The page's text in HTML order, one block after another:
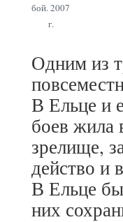
бой. 2007
г.
Одним из
В Ельце и
боев жила
зрелище,
действо и
В Ельце
них